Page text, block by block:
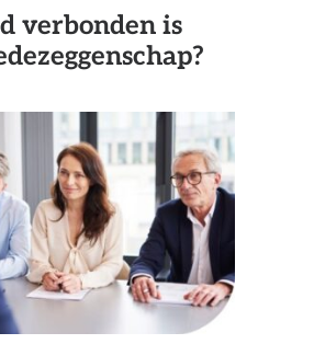
verbonden is